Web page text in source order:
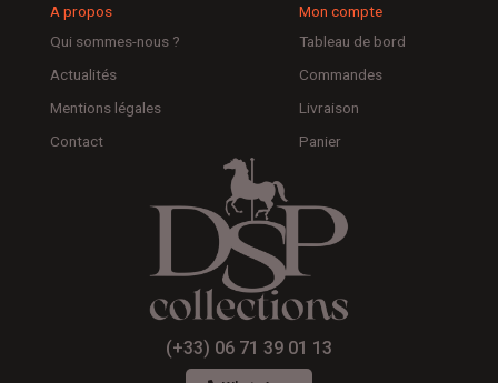
A propos
Qui sommes-nous ?
Actualités
Mentions légales
Contact
Mon compte
Tableau de bord
Commandes
Livraison
Panier
(+33) 06 71 39 01 13